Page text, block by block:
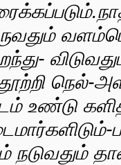
நெல்-
உண்டு
நடுவதும்